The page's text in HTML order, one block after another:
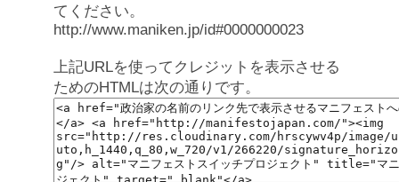
てください。
http://www.maniken.jp/id#0000000023
上記URLを使ってクレジットを表示させる
ためのHTMLは次の通りです。